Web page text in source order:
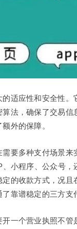
适应性和安全性
法，确保了交易
外的保障。
要多种支付场景
小程序、公众号，
的收款方式，况
靠谱稳定的三方支
一个营业执照不